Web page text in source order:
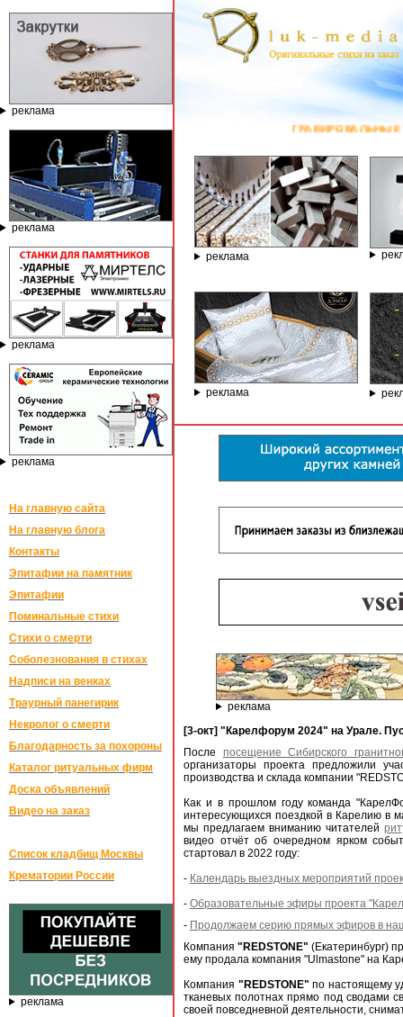
реклама
реклама
реклама
реклама
На главную сайта
На главную блога
Контакты
Эпитафии на памятник
Эпитафии
Поминальные стихи
Стихи о смерти
Соболезнования в стихах
Надписи на венках
Траурный панегирик
Некролог о смерти
Благодарность за похороны
Каталог ритуальных фирм
Доска объявлений
Видео на заказ
Список кладбищ Москвы
Крематории России
реклама
ГРАВИРОВАЛЬНЫЕ И ФРЕЗЕРНЫЕ СТАНКИ
реклама
реклама
реклама
[3-окт] "Карелфорум 2024" на Урале.
После посещение Сибирского
организаторы проекта предложили
производства и склада компании
Как и в прошлом году команда
интересующихся поездкой в Карелию в
мы предлагаем вниманию читателей
видео отчёт об очередном ярком
стартовал в 2022 году:
- Календарь выездных мероприятий
- Образовательные эфиры проекта
- Продолжаем серию прямых эфиров в
Компания"REDSTONE" (Екатеринбург)
ему продала компания "Ulmastone" на
Компания "REDSTONE" по настоящему
тканевых полотнах прямо под сводами
своей повседневной деятельности,